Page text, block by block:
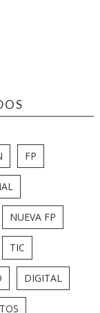
FP
NUEVA FP
TIC
DIGITAL